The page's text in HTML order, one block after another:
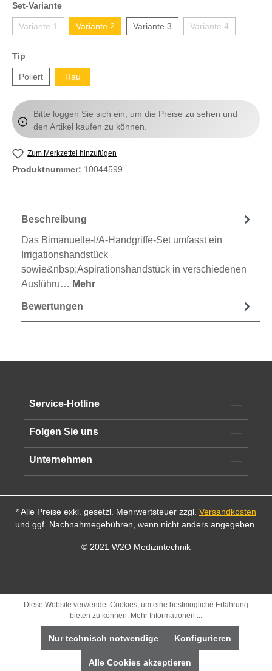
Set-Variante
Variante 1 Variante 2 Variante 3 Variante 4
Tip
Poliert Rau
Bitte loggen Sie sich ein, um die Preise zu sehen und
den Artikel kaufen zu können.
Zum Merkzettel hinzufügen
Produktnummer: 10044599
Beschreibung
Das Bimanuelle-I/A-Handgriffe-Set umfasst ein
Irrigationshandstück
sowie&nbsp;Aspirationshandstück in verschiedenen
Ausführu… Mehr
Bewertungen
Service-Hotline
Folgen Sie uns
Unternehmen
* Alle Preise exkl. gesetzl. Mehrwertsteuer zzgl. Versandkosten
und ggf. Nachnahmegebühren, wenn nicht anders angegeben.
© 2021 W2O Medizintechnik
Diese Website verwendet Cookies, um eine bestmögliche Erfahrung
bieten zu können. Mehr Informationen ...
Nur technisch notwendige Konfigurieren
Alle Cookies akzeptieren